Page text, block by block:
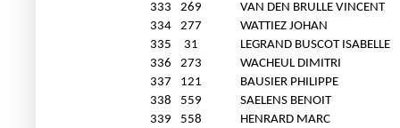
333
269
VAN DEN BRULLE VINCENT
334
277
WATTIEZ JOHAN
335
31
LEGRAND BUSCOT ISABELLE
336
273
WACHEUL DIMITRI
337
121
BAUSIER PHILIPPE
338
559
SAELENS BENOIT
339
558
HENRARD MARC